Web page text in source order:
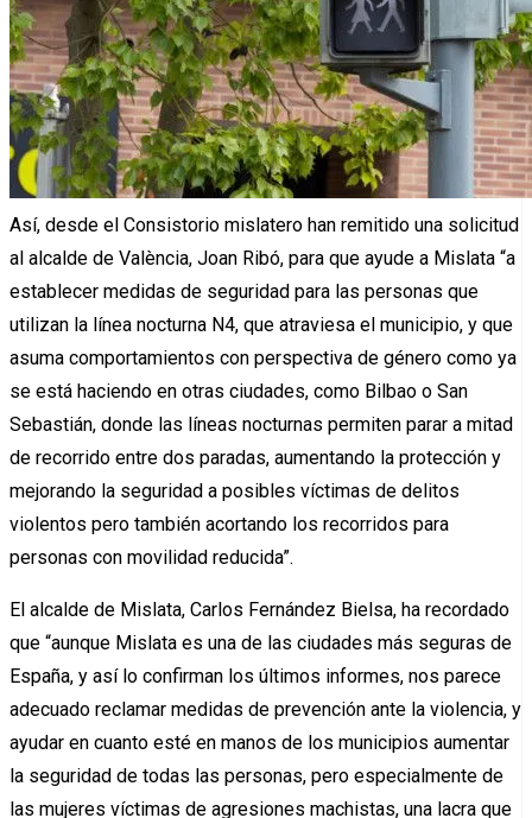
Así, desde el Consistorio mislatero han remitido una solicitud
al alcalde de València, Joan Ribó, para que ayude a Mislata “a
establecer medidas de seguridad para las personas que
utilizan la línea nocturna N4, que atraviesa el municipio, y que
asuma comportamientos con perspectiva de género como ya
se está haciendo en otras ciudades, como Bilbao o San
Sebastián, donde las líneas nocturnas permiten parar a mitad
de recorrido entre dos paradas, aumentando la protección y
mejorando la seguridad a posibles víctimas de delitos
violentos pero también acortando los recorridos para
personas con movilidad reducida”.
El alcalde de Mislata, Carlos Fernández Bielsa, ha recordado
que “aunque Mislata es una de las ciudades más seguras de
España, y así lo confirman los últimos informes, nos parece
adecuado reclamar medidas de prevención ante la violencia, y
ayudar en cuanto esté en manos de los municipios aumentar
la seguridad de todas las personas, pero especialmente de
las mujeres víctimas de agresiones machistas, una lacra que